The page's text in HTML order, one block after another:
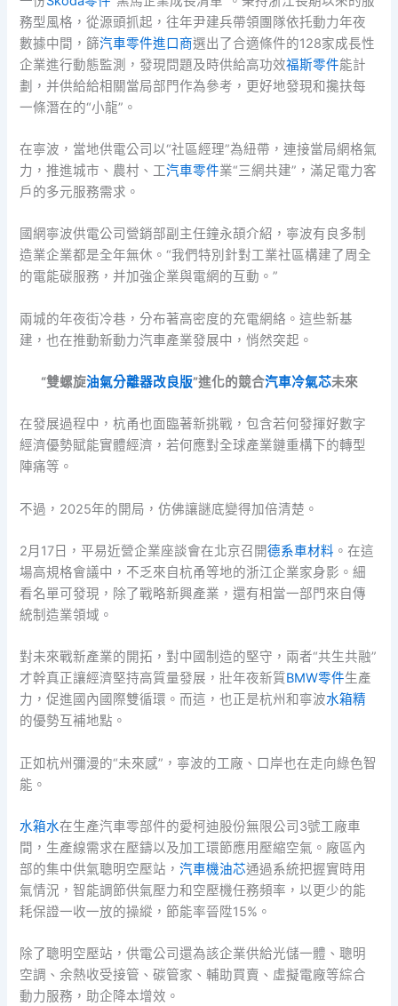
務型風格，從源頭抓起，往年尹建兵帶領團隊依托動力年夜
數據中間，篩汽車零件進口商選出了合適條件的128家成長性
企業進行動態監測，發現問題及時供給高功效福斯零件能計
劃，并供給給相關當局部門作為參考，更好地發現和攙扶每
一條潛在的“小龍”。
在寧波，當地供電公司以“社區經理”為紐帶，連接當局網格氣
力，推進城市、農村、工汽車零件業“三網共建”，滿足電力客
戶的多元服務需求。
國網寧波供電公司營銷部副主任鐘永頡介紹，寧波有良多制
造業企業都是全年無休。“我們特別針對工業社區構建了周全
的電能碳服務，并加強企業與電網的互動。”
兩城的年夜街冷巷，分布著高密度的充電網絡。這些新基
建，也在推動新動力汽車產業發展中，悄然突起。
“雙螺旋油氣分離器改良版”進化的競合汽車冷氣芯未來
在發展過程中，杭甬也面臨著新挑戰，包含若何發揮好數字
經濟優勢賦能實體經濟，若何應對全球產業鏈重構下的轉型
陣痛等。
不過，2025年的開局，仿佛讓謎底變得加倍清楚。
2月17日，平易近營企業座談會在北京召開德系車材料 。在這
場高規格會議中，不乏來自杭甬等地的浙江企業家身影。細
看名單可發現，除了戰略新興產業，還有相當一部門來自傳
統制造業領域。
對未來戰新產業的開拓，對中國制造的堅守，兩者“共生共融”
才幹真正讓經濟堅持高質量發展，壯年夜新質BMW零件生產
力，促進國內國際雙循環。而這，也正是杭州和寧波水箱精
的優勢互補地點。
正如杭州彌漫的“未來感”，寧波的工廠、口岸也在走向綠色智
能。
水箱水在生產汽車零部件的愛柯迪股份無限公司3號工廠車
間，生產線需求在壓鑄以及加工環節應用壓縮空氣。廠區內
部的集中供氣聰明空壓站，汽車機油芯通過系統把握實時用
氣情況，智能調節供氣壓力和空壓機任務頻率，以更少的能
耗保證一收一放的操縱，節能率晉陞15%。
除了聰明空壓站，供電公司還為該企業供給光儲一體、聰明
空調、余熱收受接管、碳管家、輔助買賣、虛擬電廠等綜合
動力服務，助企降本增效。